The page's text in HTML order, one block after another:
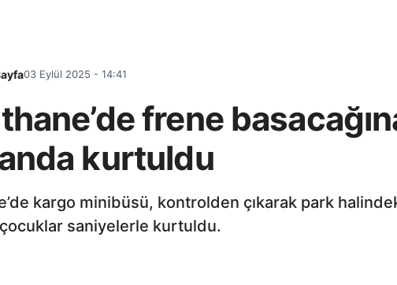
03 Eylül 2025 - 14:41
frene
kurtuldu
kargo minibüsü, kontrolden çıkarak park
saniyelerle kurtuldu.